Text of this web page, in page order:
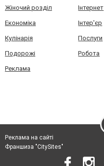
Жіночий розділ Інтернет
Економіка Інтер'єр
Кулінарія Послуги
Подорожі Робота
Реклама
Реклама на сайті
Франшиза "CitySites"